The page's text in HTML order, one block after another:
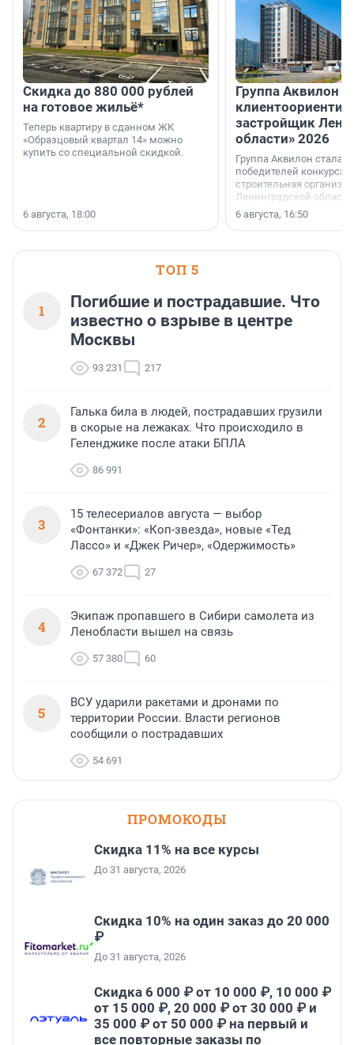
Скидка до 880 000 рублей
на готовое жильё*
Теперь квартиру в сданном ЖК
«Образцовый квартал 14» можно
купить со специальной скидкой.
6 августа, 18:00
Группа Аквилон
застройщик
области» 2026
Группа Аквилон стала
победителей конкурса
строительная
Ленинградской области
номинации «Самый
застройщик
области».
6 августа, 16:50
ТОП 5
1
Погибшие и пострадавшие. Что
известно о взрыве в центре
Москвы
93 231 217
2
Галька била в людей, пострадавших грузили
в скорые на лежаках. Что происходило в
Геленджике после атаки БПЛА
86 991
3
15 телесериалов августа — выбор
«Фонтанки»: «Коп-звезда», новые «Тед
Лассо» и «Джек Ричер», «Одержимость»
67 372 27
4
Экипаж пропавшего в Сибири самолета из
Ленобласти вышел на связь
57 380 60
5
ВСУ ударили ракетами и дронами по
территории России. Власти регионов
сообщили о пострадавших
54 691
ПРОМОКОДЫ
Скидка 11% на все курсы
До 31 августа, 2026
Скидка 10% на один заказ до 20 000
₽
До 31 августа, 2026
Скидка 6 000 ₽ от 10 000 ₽, 10 000 ₽
от 15 000 ₽, 20 000 ₽ от 30 000 ₽ и
35 000 ₽ от 50 000 ₽ на первый и
все повторные заказы по